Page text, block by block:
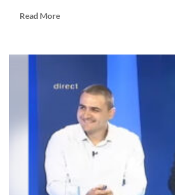
Read MoreRead
Primarul
Cernavodă,
condamnat
DEFINITIV
4
închisoare: